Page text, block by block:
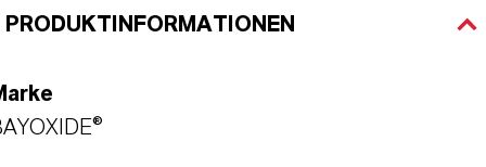
PRODUKTINFORMATIONEN